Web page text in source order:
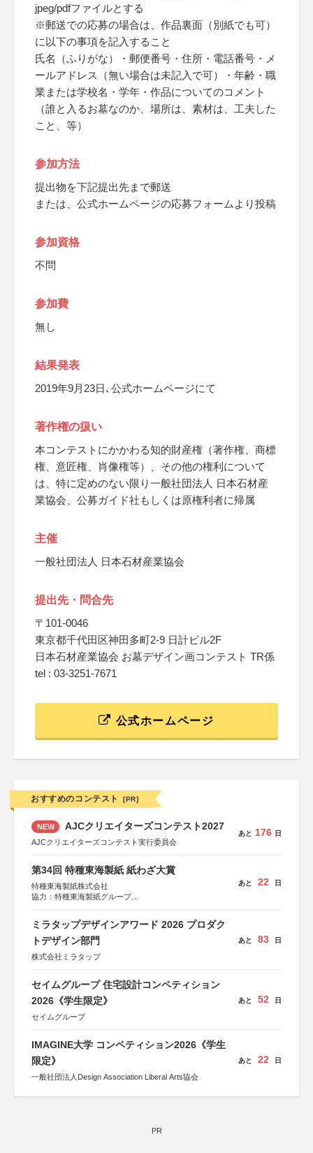
jpeg/pdfファイルとする
※郵送での応募の場合は、作品裏面（別紙でも可）
に以下の事項を記入すること
氏名（ふりがな）・郵便番号・住所・電話番号・メ
ールアドレス（無い場合は未記入で可）・年齢・職
業または学校名・学年・作品についてのコメント
（誰と入るお墓なのか、場所は、素材は、工夫した
こと、等）
参加方法
提出物を下記提出先まで郵送
または、公式ホームページの応募フォームより投稿
参加資格
不問
参加費
無し
結果発表
2019年9月23日､公式ホームページにて
著作権の扱い
本コンテストにかかわる知的財産権（著作権、商標
権、意匠権、肖像権等）、その他の権利について
は、特に定めのない限り一般社団法人 日本石材産
業協会、公募ガイド社もしくは原権利者に帰属
主催
一般社団法人 日本石材産業協会
提出先・問合先
〒101-0046
東京都千代田区神田多町2-9 日計ビル2F
日本石材産業協会 お墓デザイン画コンテスト TR係
tel : 03-3251-7671
公式ホームページ
おすすめのコンテスト [PR]
NEW AJCクリエイターズコンテスト2027
AJCクリエイターズコンテスト実行委員会
あと 176 日
第34回 特種東海製紙 紙わざ大賞
特種東海製紙株式会社
協力：特種東海製紙グループ
あと 22 日
ミラタップデザインアワード 2026 プロダク
トデザイン部門
株式会社ミラタップ
あと 83 日
セイムグループ 住宅設計コンペティション
2026《学生限定》
セイムグループ
あと 52 日
IMAGINE大学 コンペティション2026《学生
限定》
一般社団法人Design Association Liberal Arts協会
あと 22 日
PR